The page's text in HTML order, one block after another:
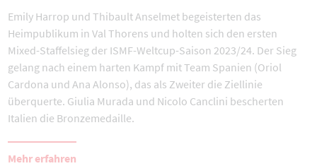
Emily Harrop und Thibault Anselmet begeisterten das
Heimpublikum in Val Thorens und holten sich den ersten
Mixed-Staffelsieg der ISMF-Weltcup-Saison 2023/24. Der Sieg
gelang nach einem harten Kampf mit Team Spanien (Oriol
Cardona und Ana Alonso), das als Zweiter die Ziellinie
überquerte. Giulia Murada und Nicolo Canclini bescherten
Italien die Bronzemedaille.
Mehr erfahren